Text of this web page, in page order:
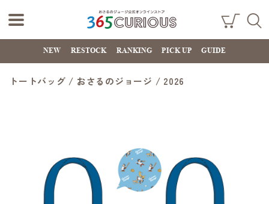
おさるのジョー
ジ公式オンライ
ンストア
ング
カー
NEW RESTOCK RANKING PICK UP GUIDE
トートバッグ / おさるのジョージ / 2026